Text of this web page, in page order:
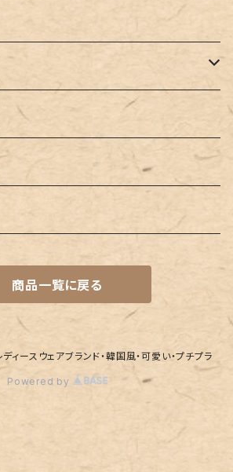
商品一覧に戻る
ースウェアブランド・韓国風・可愛い・プチプラ
Powered by